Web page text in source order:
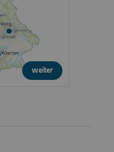
weiter